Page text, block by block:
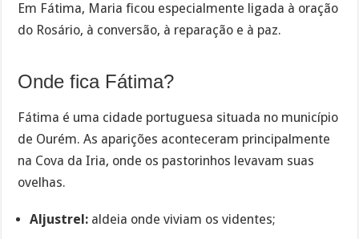
Em Fátima, Maria ficou especialmente ligada à oração
do Rosário, à conversão, à reparação e à paz.
Onde fica Fátima?
Fátima é uma cidade portuguesa situada no município
de Ourém. As aparições aconteceram principalmente
na Cova da Iria, onde os pastorinhos levavam suas
ovelhas.
Aljustrel: aldeia onde viviam os videntes;